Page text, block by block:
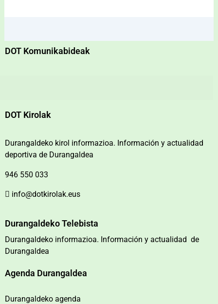
DOT Komunikabideak
DOT Kirolak
Durangaldeko kirol informazioa. Información y actualidad
deportiva de Durangaldea
946 550 033
info@dotkirolak.eus
Durangaldeko Telebista
Durangaldeko informazioa. Información y actualidad de
Durangaldea
Agenda Durangaldea
Durangaldeko agenda